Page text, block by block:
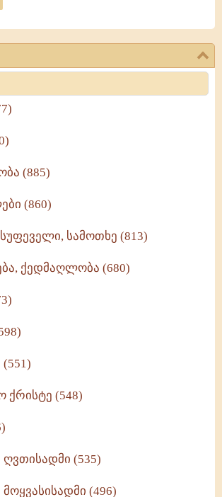
(885)
(860)
სამოთხე (813)
ქედმაღლობა (680)
ქრისტე (548)
(535)
(496)